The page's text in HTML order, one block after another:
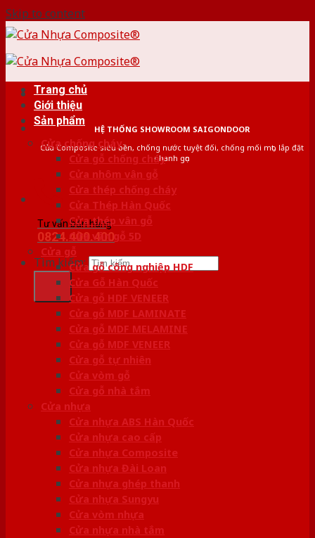
Skip to content
HỆ THỐNG SHOWROOM SAIGONDOOR
Cửa Composite siêu bền, chống nước tuyệt đối, chống mối mọt, lắp đặt
nhanh gọn
Tư vấn bán hàng
0824.400.400
Tìm kiếm:
Trang chủ
Giới thiệu
Sản phẩm
Cửa chống cháy
Cửa gỗ chống cháy
Cửa nhôm vân gỗ
Cửa thép chống cháy
Cửa Thép Hàn Quốc
Cửa thép vân gỗ
Cửa vân gỗ 5D
Cửa gỗ
Cửa gỗ công nghiệp HDF
Cửa Gỗ Hàn Quốc
Cửa gỗ HDF VENEER
Cửa gỗ MDF LAMINATE
Cửa gỗ MDF MELAMINE
Cửa gỗ MDF VENEER
Cửa gỗ tự nhiên
Cửa vòm gỗ
Cửa gỗ nhà tắm
Cửa nhựa
Cửa nhựa ABS Hàn Quốc
Cửa nhựa cao cấp
Cửa nhựa Composite
Cửa nhựa Đài Loan
Cửa nhựa ghép thanh
Cửa nhựa Sungyu
Cửa vòm nhựa
Cửa nhựa nhà tắm